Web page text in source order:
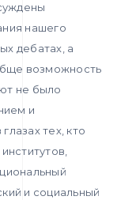
нашего
дебатах, а
возможность
не было
и
тех, кто
и социальный